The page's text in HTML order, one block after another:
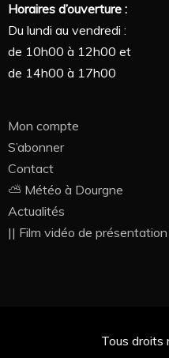
Horaires d’ouverture :
Du lundi au vendredi :
de 10h00 à 12h00 et
de 14h00 à 17h00
Mon compte
S’abonner
Contact
⛅ Météo à Dourgne
Actualités
|| Film vidéo de
Tous droits